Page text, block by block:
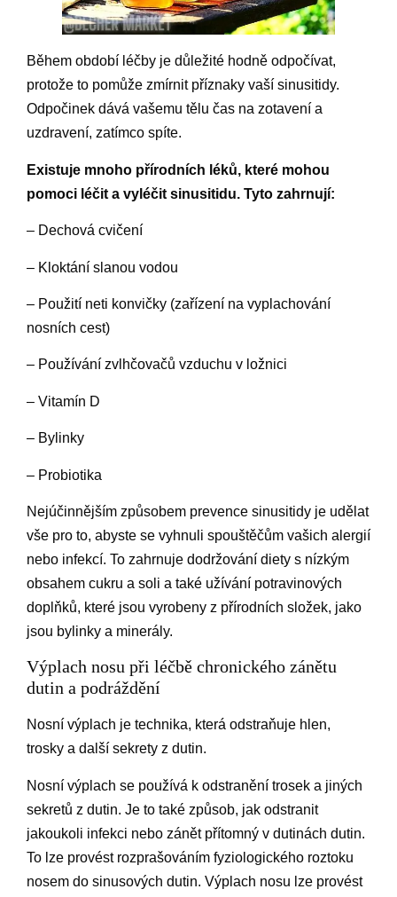
Během období léčby je důležité hodně odpočívat,
protože to pomůže zmírnit příznaky vaší sinusitidy.
Odpočinek dává vašemu tělu čas na zotavení a
uzdravení, zatímco spíte.
Existuje mnoho přírodních léků, které mohou
pomoci léčit a vyléčit sinusitidu. Tyto zahrnují:
– Dechová cvičení
– Kloktání slanou vodou
– Použití neti konvičky (zařízení na vyplachování
nosních cest)
– Používání zvlhčovačů vzduchu v ložnici
– Vitamín D
– Bylinky
– Probiotika
Nejúčinnějším způsobem prevence sinusitidy je udělat
vše pro to, abyste se vyhnuli spouštěčům vašich alergií
nebo infekcí. To zahrnuje dodržování diety s nízkým
obsahem cukru a soli a také užívání potravinových
doplňků, které jsou vyrobeny z přírodních složek, jako
jsou bylinky a minerály.
Výplach nosu při léčbě chronického zánětu
dutin a podráždění
Nosní výplach je technika, která odstraňuje hlen,
trosky a další sekrety z dutin.
Nosní výplach se používá k odstranění trosek a jiných
sekretů z dutin. Je to také způsob, jak odstranit
jakoukoli infekci nebo zánět přítomný v dutinách dutin.
To lze provést rozprašováním fyziologického roztoku
nosem do sinusových dutin. Výplach nosu lze provést